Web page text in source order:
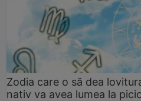
Zodia care o să dea
nativ va avea lumea la